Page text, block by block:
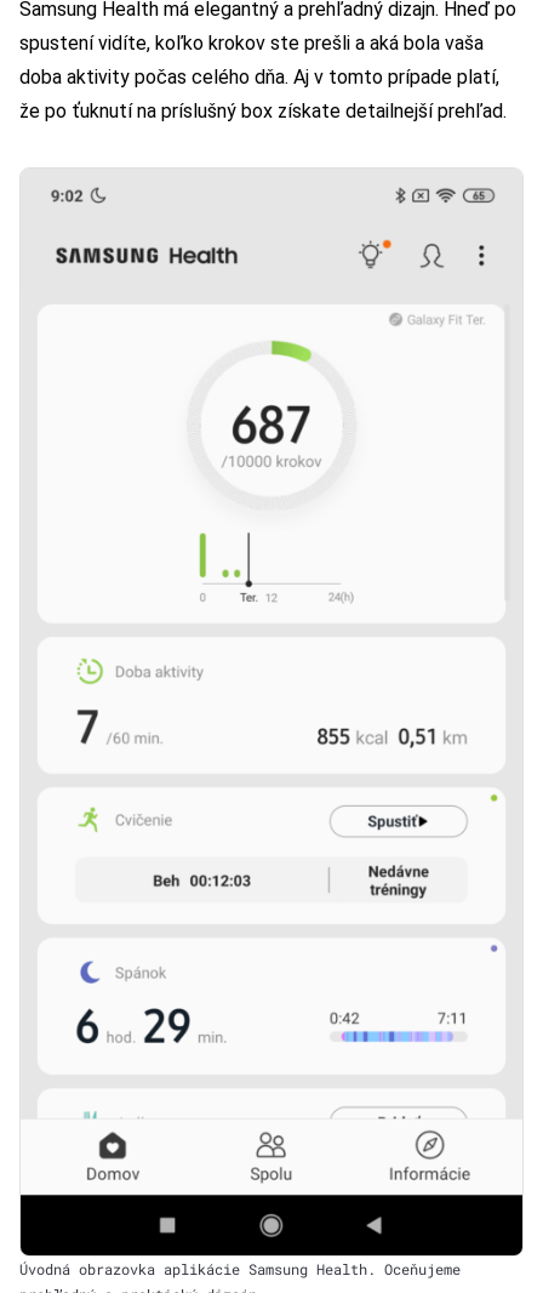
Samsung Health má elegantný a prehľadný dizajn. Hneď po
spustení vidíte, koľko krokov ste prešli a aká bola vaša
doba aktivity počas celého dňa. Aj v tomto prípade platí,
že po ťuknutí na príslušný box získate detailnejší prehľad.
Úvodná obrazovka aplikácie Samsung Health. Oceňujeme